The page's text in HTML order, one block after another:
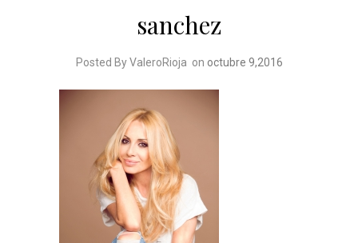
sanchez
Posted By ValeroRioja on octubre 9,2016